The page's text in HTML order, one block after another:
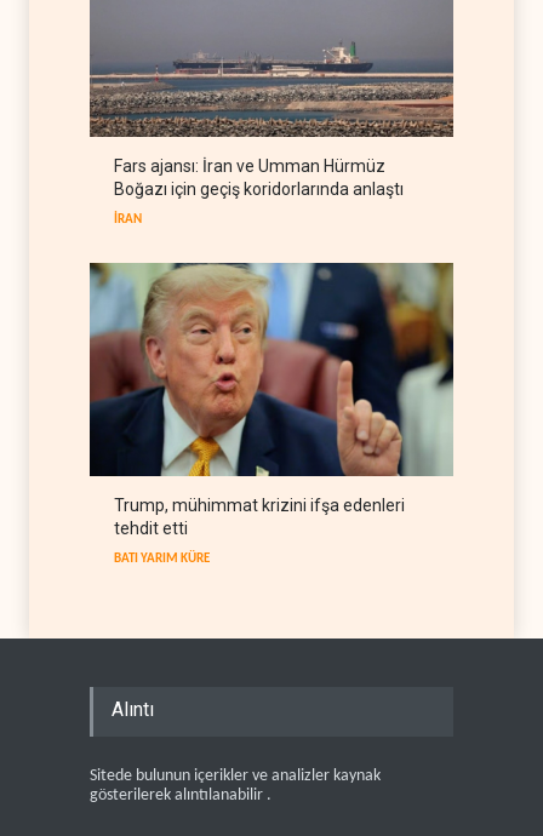
Colani, Hizbullah ile silah
bırakma diyaloğu için kanal
arıyor
LÜBNAN 06 Ağustos 2026
BM yetkilisinden İsrail'e gizli
belge akışı
Fars ajansı: İran ve Umman Hürmüz
Boğazı için geçiş koridorlarında anlaştı
İRAN
Trump, mühimmat krizini ifşa edenleri
tehdit etti
BATI YARIM KÜRE
Alıntı
Sitede bulunun içerikler ve analizler kaynak
gösterilerek alıntılanabilir .